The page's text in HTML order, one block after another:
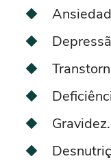
Gravidez.